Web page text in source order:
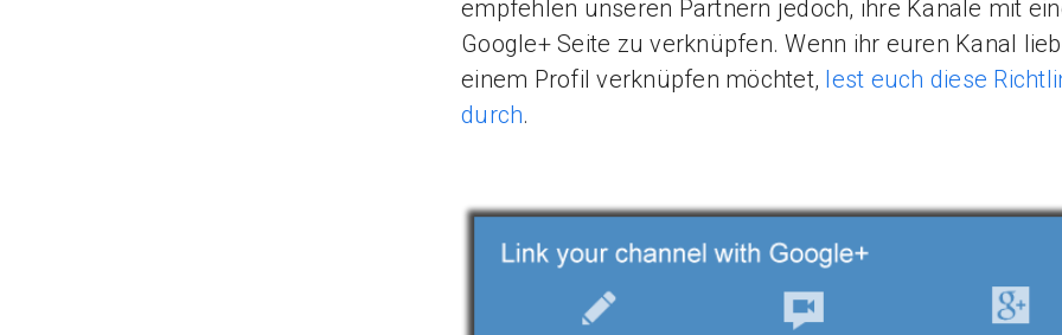
empfehlen unseren Partnern jedoch, ihre Kanäle mit
Google+ Seite zu verknüpfen. Wenn ihr euren Kanal
einem Profil verknüpfen möchtet, lest euch diese
durch.